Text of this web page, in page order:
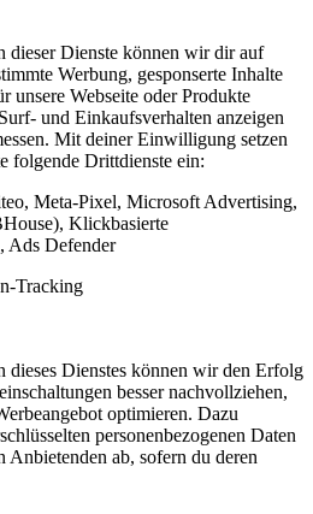
dieser Dienste können wir dir auf
Werbung, gesponserte Inhalte
unsere Webseite oder Produkte
und Einkaufsverhalten anzeigen
Mit deiner Einwilligung setzen
folgende Drittdienste ein:
Meta-Pixel, Microsoft Advertising,
Klickbasierte
Ads Defender
Tracking
dieses Dienstes können wir den Erfolg
besser nachvollziehen,
optimieren. Dazu
personenbezogenen Daten
Anbietenden ab, sofern du deren